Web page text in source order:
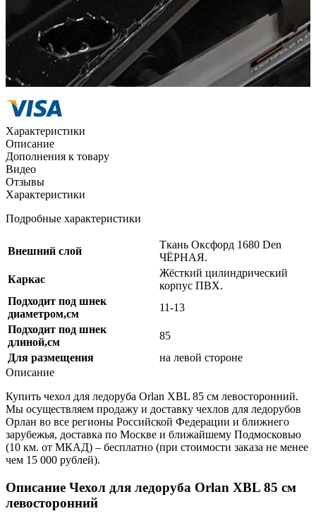
Квитанцией
в любом банке
Характеристики
Описание
Дополнения к товару
Видео
Отзывы
Характеристики
Подробные характеристики
Внешний слой
Ткань Оксфорд 1680 Den
ЧЁРНАЯ.
Каркас
Жёсткий цилиндрический
корпус ПВХ.
Подходит под шнек
диаметром,см
11-13
Подходит под шнек
длиной,см
85
Для размещения
на левой стороне
Описание
Купить чехол для ледоруба Orlan XBL 85 см левосторонний.
Мы осуществляем продажу и доставку чехлов для ледорубов
Орлан во все регионы Российской Федерации и ближнего
зарубежья, доставка по Москве и ближайшему Подмосковью
(10 км. от МКАД) – бесплатно (при стоимости заказа не менее
чем 15 000 рублей).
Описание Чехол для ледоруба Orlan XBL 85 см
левосторонний